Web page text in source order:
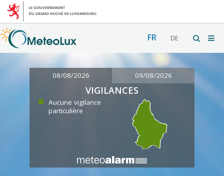
FR DE
08/08/2026 09/08/2026
VIGILANCES
Aucune vigilance
particulière